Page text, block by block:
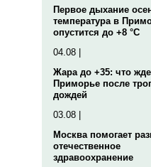
Первое дыхание
температура в
опустится до +8 °C
04.08 |
Жара до +35: что
Приморье после
дождей
03.08 |
Москва помогает
отечественное
здравоохранение